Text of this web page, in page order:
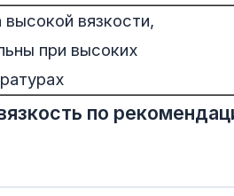
вязкости,
при высоких
по